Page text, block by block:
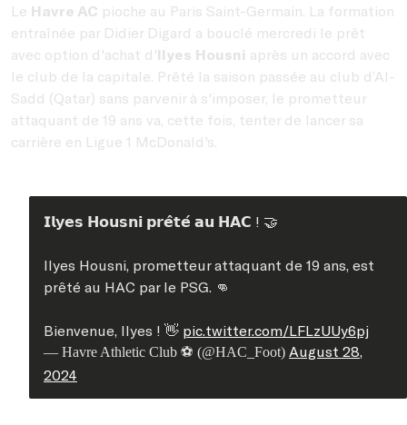
Le Havre AC pioche au Paris Saint-Germain. La formation
entraînée par Didier Digard a bouclé mercredi le prêt
avec option d'achat d'Ilyes Housni après un accord avec
le club de la capitale. Prêté la saison passée au club d’Al-
Sadd (Qatar) sans parvenir à s'imposer, le prometteur
attaquant de 19 ans va, cette fois, tenter de lancer sa
carrière en Ligue 1 McDonald's.
𝗜𝗹𝘆𝗲𝘀 𝗛𝗼𝘂𝘀𝗻𝗶 𝗽𝗿𝗲̂𝘁𝗲́ 𝗮𝘂 𝗛𝗔𝗖 ! 🤝
Ilyes Housni, prometteur attaquant de 19 ans, est
prêté au HAC par le PSG. 👊
Bienvenue, Ilyes ! 👋 pic.twitter.com/LFLzUUy6pj
— Havre Athletic Club ⚽️ (@HAC_Foot) August 28,
2024